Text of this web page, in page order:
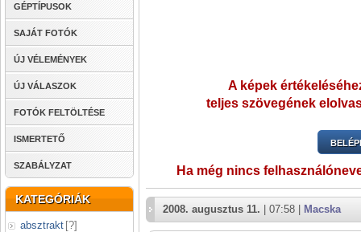
GÉPTÍPUSOK
SAJÁT FOTÓK
ÚJ VÉLEMÉNYEK
ÚJ VÁLASZOK
FOTÓK FELTÖLTÉSE
ISMERTETŐ
SZABÁLYZAT
KATEGÓRIÁK
absztrakt [?]
A képek
teljes szövegének
Ha még nincs
2008. augusztus 11. | 07:58 | Macska